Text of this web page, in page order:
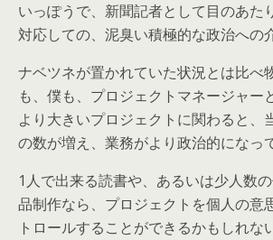
いっぽうで、新聞記者として目のあた
対応しての、泥臭い積極的な政治への
ナベツネが置かれていた状況とは比べ
も、僕も、プロジェクトマネージャー
より大きいプロジェクトに関わると、
の数が増え、業務がより政治的になっ
1人で出来る読書や、あるいは少人数
品制作なら、プロジェクトを個人の意
トロールすることができるかもしれな